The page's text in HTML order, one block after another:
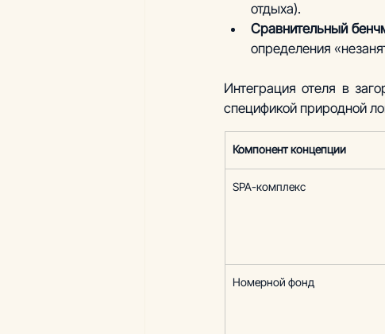
отдыха).
Сравнительный
определения
Интеграция отеля в
спецификой природной
Компонент концепции
SPA-комплекс
Номерной фонд